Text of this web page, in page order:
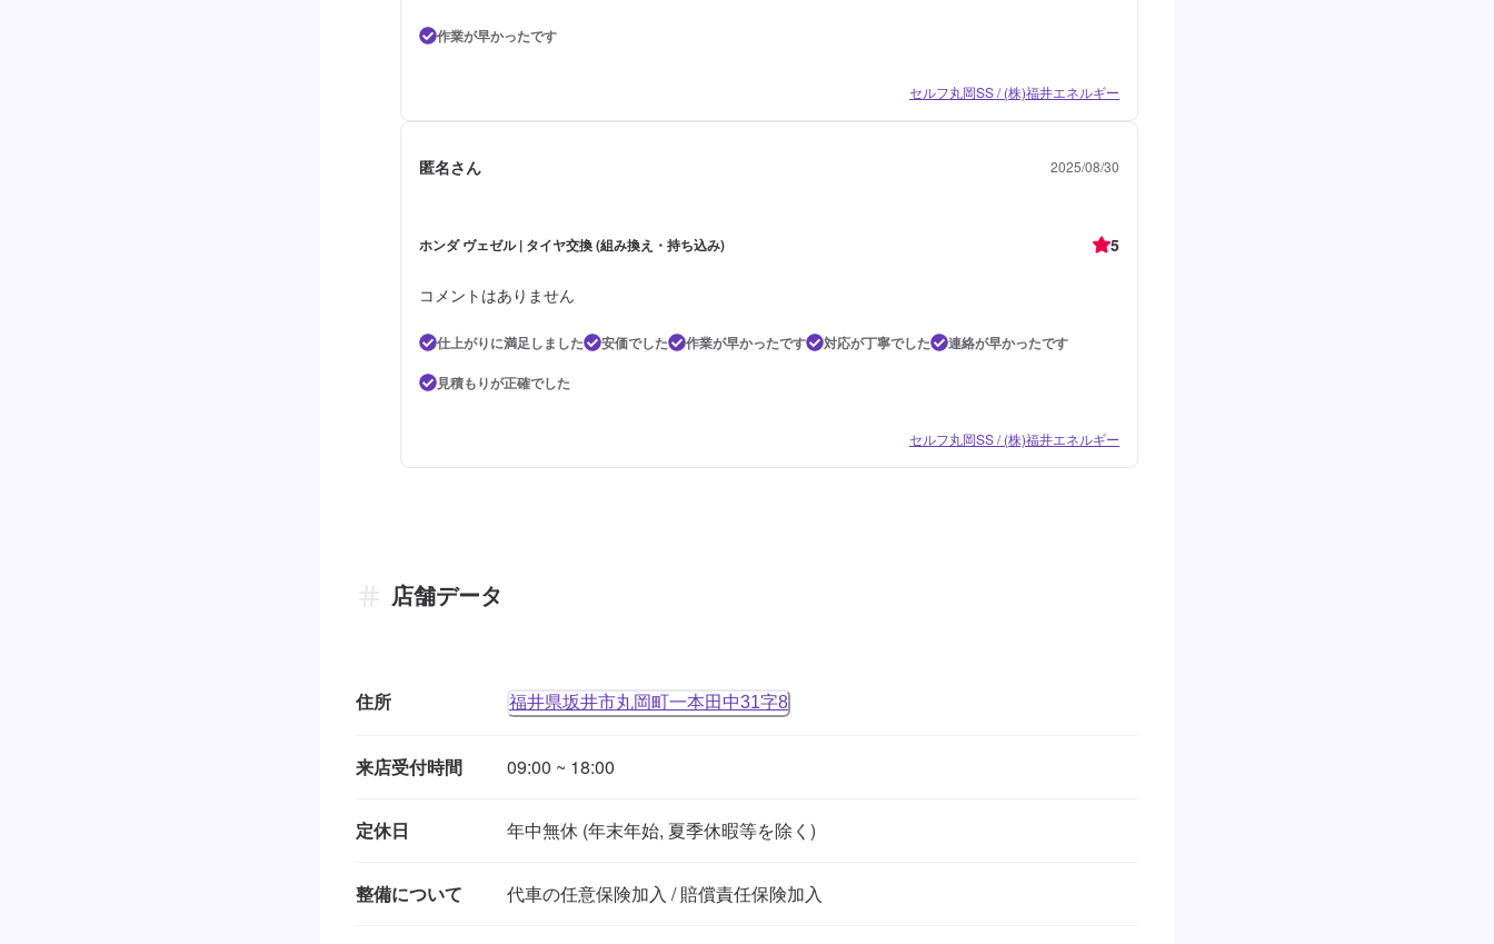
作業が早かったです
セルフ丸岡SS / (株)福井エネルギー
匿名さん 2025/08/30
ホンダ ヴェゼル | タイヤ交換 (組み換え・持ち込み) 5
コメントはありません
仕上がりに満足しました 安価でした 作業が早かったです 対応が丁寧でした
連絡が早かったです
見積もりが正確でした
セルフ丸岡SS / (株)福井エネルギー
店舗データ
住所 福井県坂井市丸岡町一本田中31字8
来店受付時間 09:00 ~ 18:00
定休日 年中無休 (年末年始, 夏季休暇等を除く)
整備について 代車の任意保険加入 / 賠償責任保険加入